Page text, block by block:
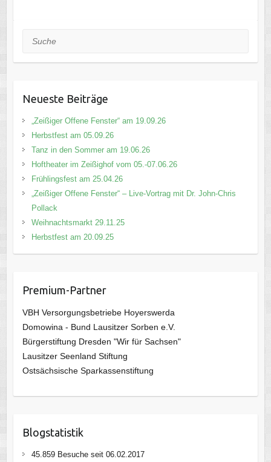
Suche
Neueste Beiträge
„Zeißiger Offene Fenster“ am 19.09.26
Herbstfest am 05.09.26
Tanz in den Sommer am 19.06.26
Hoftheater im Zeißighof vom 05.-07.06.26
Frühlingsfest am 25.04.26
„Zeißiger Offene Fenster“ – Live-Vortrag mit Dr. John-Chris
Pollack
Weihnachtsmarkt 29.11.25
Herbstfest am 20.09.25
Premium-Partner
VBH Versorgungsbetriebe Hoyerswerda
Domowina - Bund Lausitzer Sorben e.V.
Bürgerstiftung Dresden "Wir für Sachsen"
Lausitzer Seenland Stiftung
Ostsächsische Sparkassenstiftung
Blogstatistik
45.859 Besuche seit 06.02.2017